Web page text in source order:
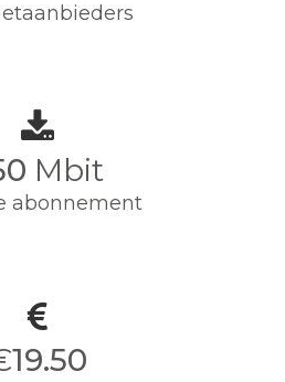
Mbit
abonnement
19.50